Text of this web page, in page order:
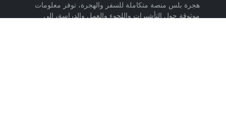
هجرة بلس منصة متكاملة للسفر والهجرة، توفر معلومات
موثوقة حول التأشيرات واللجوء والعمل والدراسة، إلى